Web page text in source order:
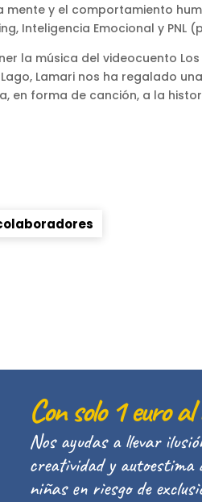
y el comportamiento
Inteligencia Emocional y PNL
la música del videocuento
Lamari nos ha regalado
en forma de canción, a la
Con solo 1 euro al
Nos ayudas a llevar
creatividad y autoestima
niñas en riesgo de